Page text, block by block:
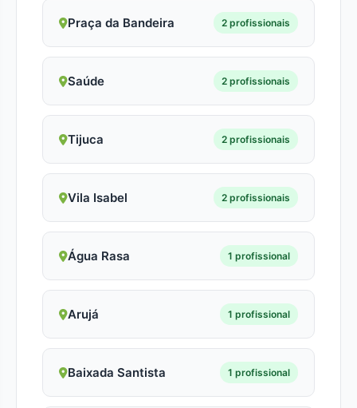
Praça da Bandeira 2 profissionais
Saúde 2 profissionais
Tijuca 2 profissionais
Vila Isabel 2 profissionais
Água Rasa 1 profissional
Arujá 1 profissional
Baixada Santista 1 profissional